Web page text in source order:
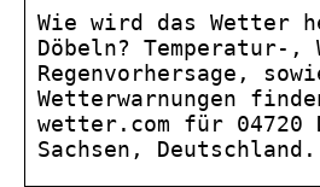
Wie wird das Wetter
Döbeln? Temperatur-,
Regenvorhersage,
Wetterwarnungen
wetter.com für 04720
Sachsen, Deutschland.